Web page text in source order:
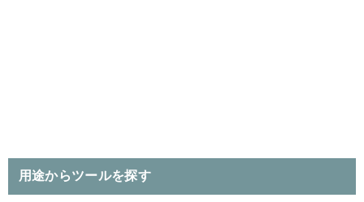
用途からツールを探す